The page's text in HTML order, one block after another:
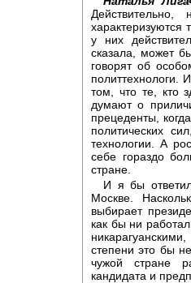
у них
сказала, может
говорят об
политтехнологи.
том, что те, кто
думают о
прецеденты,
политических
технологии. А
себе гораздо
стране.
И я бы
Москве.
выбирает
как бы ни
степени это бы
чужой стране
кандидата и